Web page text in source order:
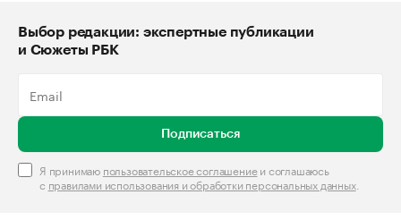
Выбор редакции: экспертные публикации
и Сюжеты РБК
Подписаться
Я принимаю пользовательское соглашениеи соглашаюсь
с правилами использования и обработки персональных данных.